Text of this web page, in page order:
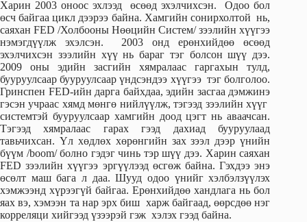
Харин 2003 оноос эхлээд өсөөд эхэлчихсэн. Одоо бол
өсч байгаа цикл дээрээ байна. Хамгийн сонирхолтой нь,
саяхан FED /Холбооны Нөөцийн Систем/ зээлийн хүүгээ
нэмэгдүүлж эхэлсэн. 2003 онд ерөнхийдөө өсөөд
эхэлчихсэн зээлийн хүү нь бараг тэг болсон шүү дээ.
2009 оны эдийн засгийн хямралаас гаргахын тулд,
бууруулсаар бууруулсаар үндсэндээ хүүгээ тэг болголоо.
Гринспен FED-ийн дарга байхдаа, эдийн засгаа дэмжинэ
гэсэн учраас хямд мөнгө нийлүүлж, тэгээд зээлийн хүүг
системтэй бууруулсаар хамгийн доод цэгт нь аваачсан.
Тэгээд хямралаас гарах гээд дахиад бууруулаад
тавьчихсан. Үл хөдлөх хөрөнгийн зах зээл дээр үнийн
бүүм /boom/ болно гэдэг чинь тэр шүү дээ. Харин саяхан
FED зээлийн хүүгээ эргүүлээд өсгөж байна. Гэхдээ энэ
өсөлт маш бага л даа. Шууд одоо үнийг хэлбэлзүүлэх
хэмжээнд хүрээгүй байгаа. Ерөнхийдөө хандлага нь бол
яах вэ, хэмээн та нар эрх биш харж байгаад, өөрсдөө нэг
корреляци хийгээд үзээрэй гэж хэлэх гээд байна.